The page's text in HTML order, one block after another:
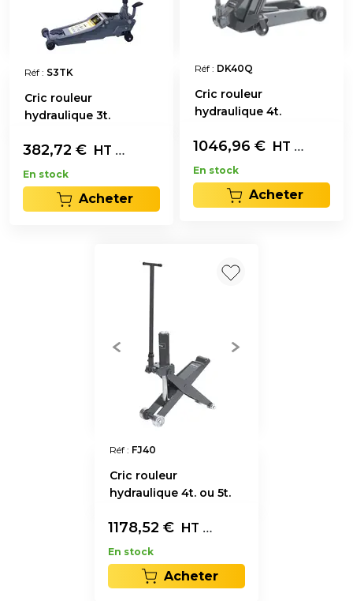
Réf : S3TK
Cric rouleur
hydraulique 3t.
382,72 € HT L'unité
En stock
Acheter
Réf : DK40Q
Cric rouleur
hydraulique 4t.
1046,96 € HT L'unité
En stock
Acheter
Réf : FJ40
Cric rouleur
hydraulique 4t. ou 5t.
1178,52 € HT L'unité
En stock
Acheter